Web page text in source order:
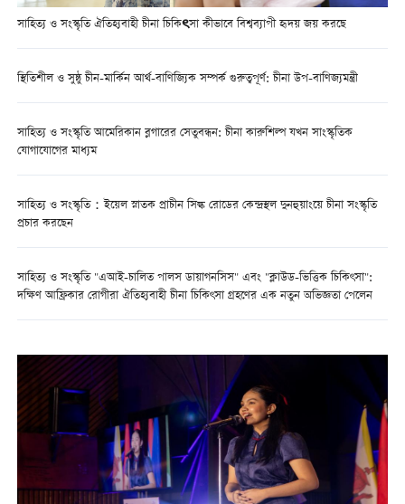
সাহিত্য ও সংস্কৃতি ঐতিহ্যবাহী চীনা চিকিৎসা কীভাবে বিশ্বব্যাপী হৃদয় জয় করছে
স্থিতিশীল ও সুষ্ঠু চীন-মার্কিন আর্থ-বাণিজ্যিক সম্পর্ক গুরুত্বপূর্ণ: চীনা উপ-বাণিজ্যমন্ত্রী
সাহিত্য ও সংস্কৃতি আমেরিকান ব্লগারের সেতুবন্ধন: চীনা কারুশিল্প যখন সাংস্কৃতিক
যোগাযোগের মাধ্যম
সাহিত্য ও সংস্কৃতি：ইয়েল স্নাতক প্রাচীন সিল্ক রোডের কেন্দ্রস্থল দুনহুয়াংয়ে চীনা সংস্কৃতি
প্রচার করছেন
সাহিত্য ও সংস্কৃতি "এআই-চালিত পালস ডায়াগনসিস" এবং "ক্লাউড-ভিত্তিক চিকিৎসা":
দক্ষিণ আফ্রিকার রোগীরা ঐতিহ্যবাহী চীনা চিকিৎসা গ্রহণের এক নতুন অভিজ্ঞতা পেলেন